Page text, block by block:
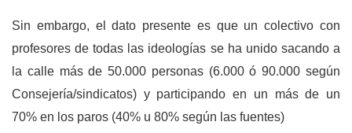
Sin embargo, el dato presente es que un colectivo con
profesores de todas las ideologías se ha unido sacando a
la calle más de 50.000 personas (6.000 ó 90.000 según
Consejería/sindicatos) y participando en un más de un
70% en los paros (40% u 80% según las fuentes)